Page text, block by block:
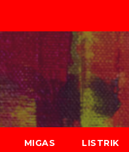
MIGAS LISTRIK